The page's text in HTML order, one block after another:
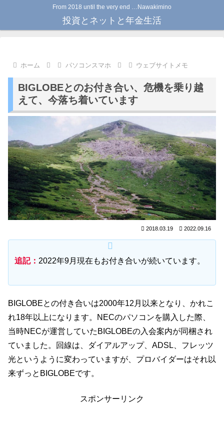
From 2018 until the very end …Nawakimino
投資とネットと年金生活
ホーム パソコンスマホ ウェブサイトメモ
BIGLOBEとのお付き合い、危機を乗り越
えて、今落ち着いています
2018.03.19 2022.09.16
追記： 2022年9月現在もお付き合いが続いています。
BIGLOBEとの付き合いは2000年12月以来となり、かれこ
れ18年以上になります。NECのパソコンを購入した際、
当時NECが運営していたBIGLOBEの入会案内が同梱され
ていました。回線は、ダイアルアップ、ADSL、フレッツ
光というように変わっていますが、プロバイダーはそれ以
来ずっとBIGLOBEです。
スポンサーリンク